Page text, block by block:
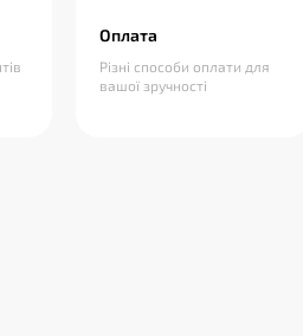
Оплата
Різні способи оплати для
вашої зручності